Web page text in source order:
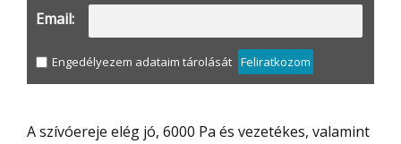
Email:
Engedélyezem adataim tárolását Feliratkozom
A szívóereje elég jó, 6000 Pa és vezetékes, valamint